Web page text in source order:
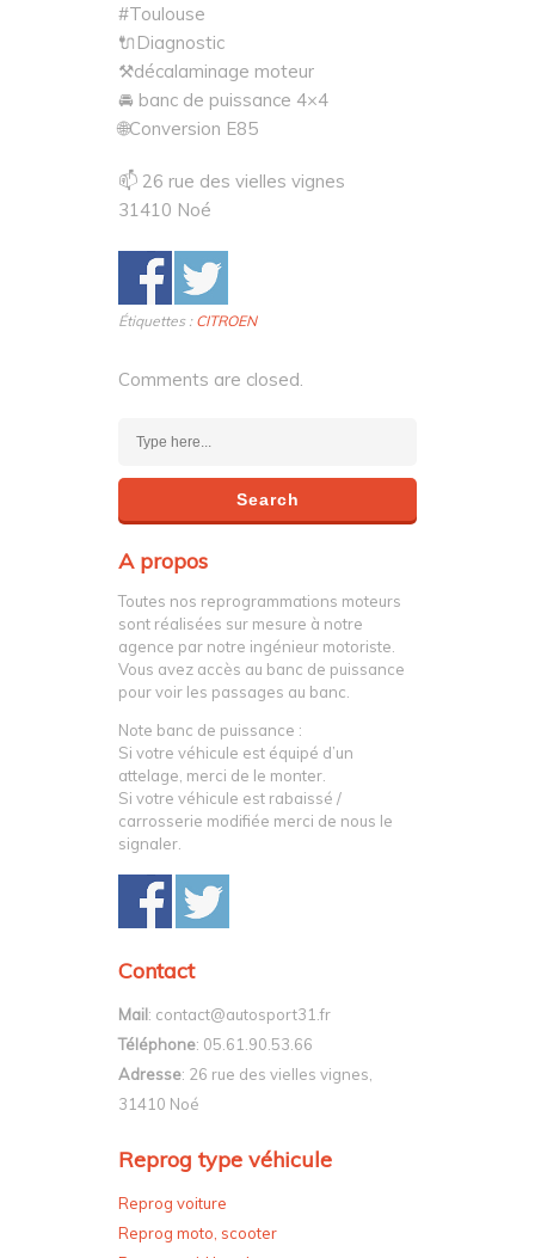
#Toulouse
🔌Diagnostic
⚒décalaminage moteur
🚘 banc de puissance 4×4
🌐Conversion E85
📫 26 rue des vielles vignes
31410 Noé
Étiquettes : CITROEN
Comments are closed.
A propos
Toutes nos reprogrammations moteurs
sont réalisées sur mesure à notre
agence par notre ingénieur motoriste.
Vous avez accès au banc de puissance
pour voir les passages au banc.
Note banc de puissance :
Si votre véhicule est équipé d’un
attelage, merci de le monter.
Si votre véhicule est rabaissé /
carrosserie modifiée merci de nous le
signaler.
Contact
Mail: contact@autosport31.fr
Téléphone: 05.61.90.53.66
Adresse: 26 rue des vielles vignes,
31410 Noé
Reprog type véhicule
Reprog voiture
Reprog moto, scooter